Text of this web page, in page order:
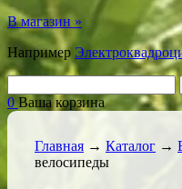
В магазин »
Например
0 Ваша корзина
Главная → Каталог →
велосипеды